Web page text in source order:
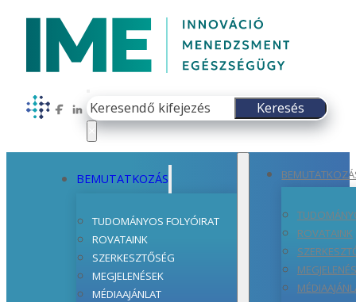
Follow us on Facebook
Follow us on LinkedIn
Keresés
Keresés
BEMUTATKOZÁS
TUDOMÁNYOS FOLYÓIRAT
ROVATAINK
SZERKESZTŐSÉG
MEGJELENÉSEK
MÉDIAAJÁNLAT
ROVATAINK